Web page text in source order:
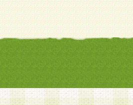
加・ 利用停止等を求めら
て確認できた場合に限り
いただきます。なお、開
ります。
1.会員とは、本規約等を
了し、当社が承認した者
が以下に該当する場合は